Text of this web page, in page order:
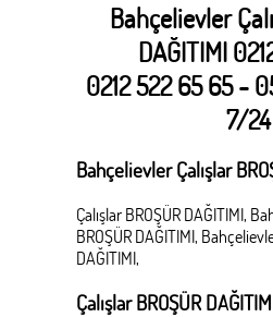
Bahçelievler
DAĞITIMI
0212 522 65 65 -
7/
Bahçelievler Çalışlar
Çalışlar BROŞÜR DAĞITIMI,
BROŞÜR DAĞITIMI,
DAĞITIMI,
Çalışlar BROŞÜR